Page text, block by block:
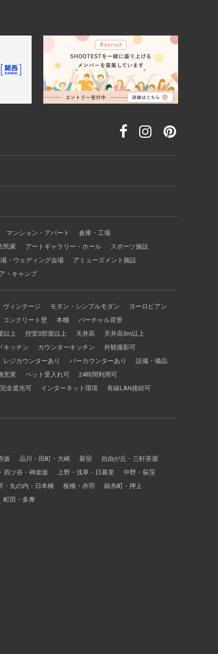
マンション・アパート
倉庫・工場
民家
アートギャラリー・ホール
スポーツ施設
・ウェディング会場
アミューズメント施設
・キャンプ
ヴィンテージ モダン・シンプルモダン
ヨーロピアン
コンクリート壁
本棚
バーチャル背景
以上
控室3部屋以上 天井高
天井高3m以上
キッチン
カウンターキッチン
外観撮影可
レジカウンターあり
バーカウンターあり
設備・備品
充実
ペット受入れ可
24時間利用可
完全遮光可
インターネット環境 有線LAN接続可
坂 品川・田町・大崎 新宿
自由が丘・三軒茶屋
四ツ谷・神楽坂
上野・浅草・日暮里
中野・荻窪
・丸の内・日本橋
板橋・赤羽
錦糸町・押上
町田・多摩